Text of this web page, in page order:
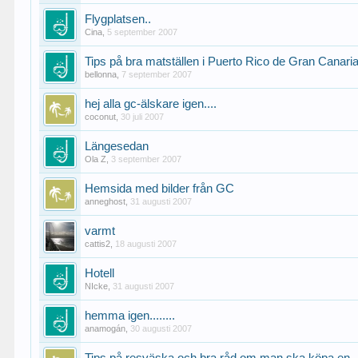
Flygplatsen..
Cina 5 september 2007
Tips på bra matställen i Puerto Rico de Gran
bellonna 7 september 2007
hej alla gc-älskare igen....
coconut 30 juli 2007
Längesedan
Ola Z 3 september 2007
Hemsida med bilder från GC
anneghost 31 augusti 2007
varmt
cattis2 18 augusti 2007
Hotell
NIcke 31 augusti 2007
hemma igen........
anamogán 30 augusti 2007